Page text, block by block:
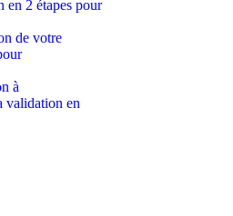
2 étapes pour
de votre
à
validation en